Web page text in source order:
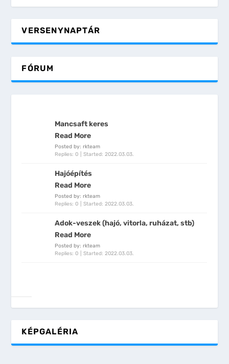
VERSENYNAPTÁR
FÓRUM
Mancsaft keres
Read More
Posted by: rkteam
Replies: 0
Started:2022.03.03.
Hajóépítés
Read More
Posted by: rkteam
Replies: 0
Started:2022.03.03.
Adok-veszek (hajó, vitorla, ruházat, stb)
Read More
Posted by: rkteam
Replies: 0
Started:2022.03.03.
KÉPGALÉRIA